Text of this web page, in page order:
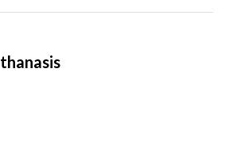
thanasis